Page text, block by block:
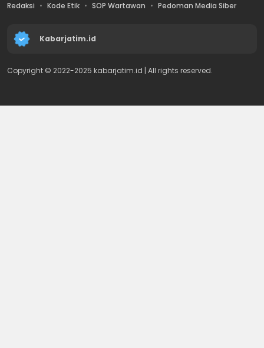
Redaksi Kode Etik SOP Wartawan Pedoman Media Siber
Kabarjatim.id
Copyright © 2022-2025 kabarjatim.id | All rights reserved.